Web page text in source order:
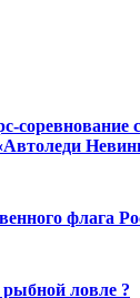
флага
ловле ?